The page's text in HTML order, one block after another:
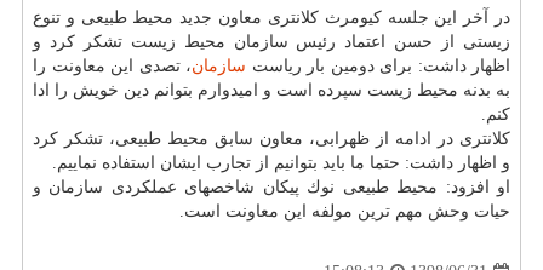
در آخر این جلسه كیومرث كلانتری معاون جدید محیط طبیعی و تنوع
زیستی از حسن اعتماد رئیس سازمان محیط زیست تشكر كرد و
اظهار داشت: برای دومین بار ریاست سازمان، تصدی این معاونت را
به بدنه محیط زیست سپرده است و امیدوارم بتوانم دین خویش را ادا
كنم.
كلانتری در ادامه از ظهرابی، معاون سابق محیط طبیعی، تشكر كرد
و اظهار داشت: حتما ما باید بتوانیم از تجارب ایشان استفاده نماییم.
او افزود: محیط طبیعی نوك پیكان شاخصهای عملكردی سازمان و
حیات وحش مهم ترین مولفه این معاونت است.